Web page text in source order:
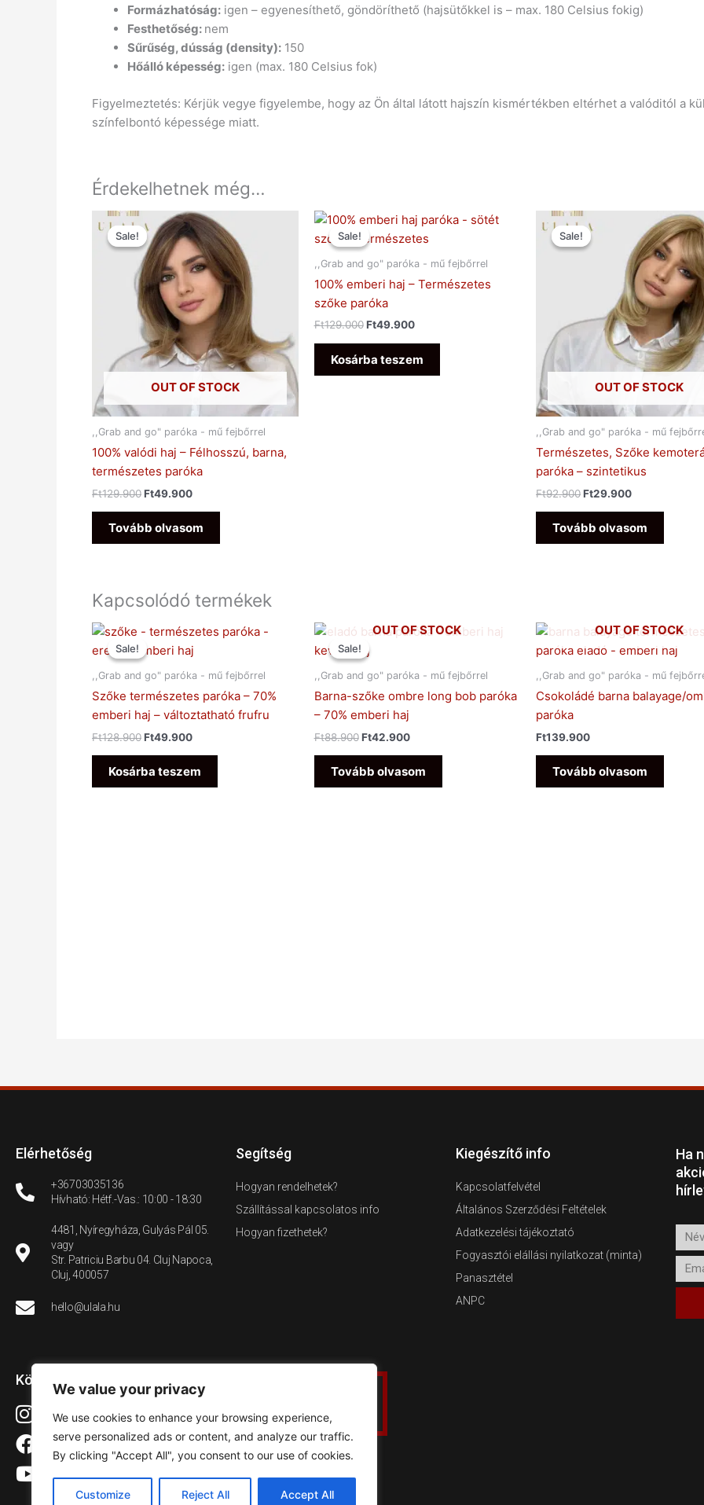
We value your privacy
We use cookies to enhance your browsing experience,
serve personalized ads or content, and analyze our traffic.
By clicking "Accept All", you consent to our use of cookies.
Customize Reject All Accept All
Formázhatóság: igen – egyenesíthető, göndöríthető (hajsütőkkel is – max. 180 Celsius fokig)
Festhetőség: nem
Sűrűség, dússág (density): 150
Hőálló képesség: igen (max. 180 Celsius fok)
Figyelmeztetés: Kérjük vegye figyelembe, hogy az Ön által látott hajszín kismértékben eltérhet a valóditól a
színfelbontó képessége miatt.
Érdekelhetnek még…
Sale!
OUT OF STOCK
Sale!
,,Grab and go" paróka - mű fejbőrrel
100% valódi haj – Félhosszú, barna,
természetes paróka
Ft129.900
Original
price
was:
Ft129.900.
Ft49.900
Current
price
is:
Ft49.900.
Tovább olvasom
Sale!
Sale!
,,Grab and go" paróka - mű fejbőrrel
100% emberi haj – Természetes
szőke paróka
Ft129.000
Original
price
was:
Ft49.900
Current
price
is:
Kosárba teszem
Sale!
OUT OF STOCK
Sale!
,,Grab and go" paróka - mű
Természetes, Szőke
paróka – szintetikus
Ft92.900
Original
price
was:
Ft92.900.
Ft29.900
Current
price
is:
Ft29.900.
Tovább olvasom
Kapcsolódó termékek
Sale!
Sale!
,,Grab and go" paróka - mű fejbőrrel
Szőke természetes paróka – 70%
emberi haj – változtatható frufru
Ft128.900
Original
was:
Ft49.900
Current
is:
Kosárba teszem
Sale!
OUT OF STOCK
Sale!
,,Grab and go" paróka - mű fejbőrrel
Barna-szőke ombre long bob paróka
– 70% emberi haj
Ft88.900
Original
was:
Ft42.900
Current
Tovább olvasom
OUT OF STOCK
,,Grab and go" paróka - mű
Csokoládé barna balayage/
paróka
Ft139.900
Tovább olvasom
Elérhetőség
+36703035136
Hívható: Hétf.-Vas.: 10:00 - 18:30
4481, Nyíregyháza, Gulyás Pál 05.
vagy
Str. Patriciu Barbu 04. Cluj Napoca,
Cluj, 400057
hello@ulala.hu
Segítség
Hogyan rendelhetek?
Szállítással kapcsolatos info
Hogyan fizethetek?
Kiegészítő info
Kapcsolatfelvétel
Általános Szerződési Feltételek
Adatkezelési tájékoztató
Fogyasztói elállási nyilatkozat (minta)
Panasztétel
ANPC
Ha
Név
Közösségi média
Instagram
Facebook